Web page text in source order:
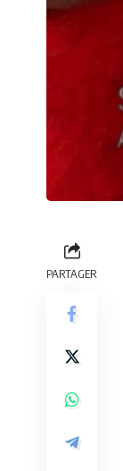
PARTAGER